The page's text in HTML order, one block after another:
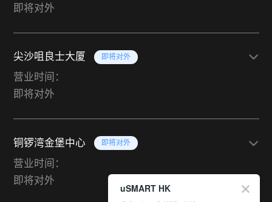
即将对外
尖沙咀良士大厦 即将对外
营业时间：
即将对外
铜锣湾金堡中心 即将对外
营业时间：
即将对外
uSMART HK